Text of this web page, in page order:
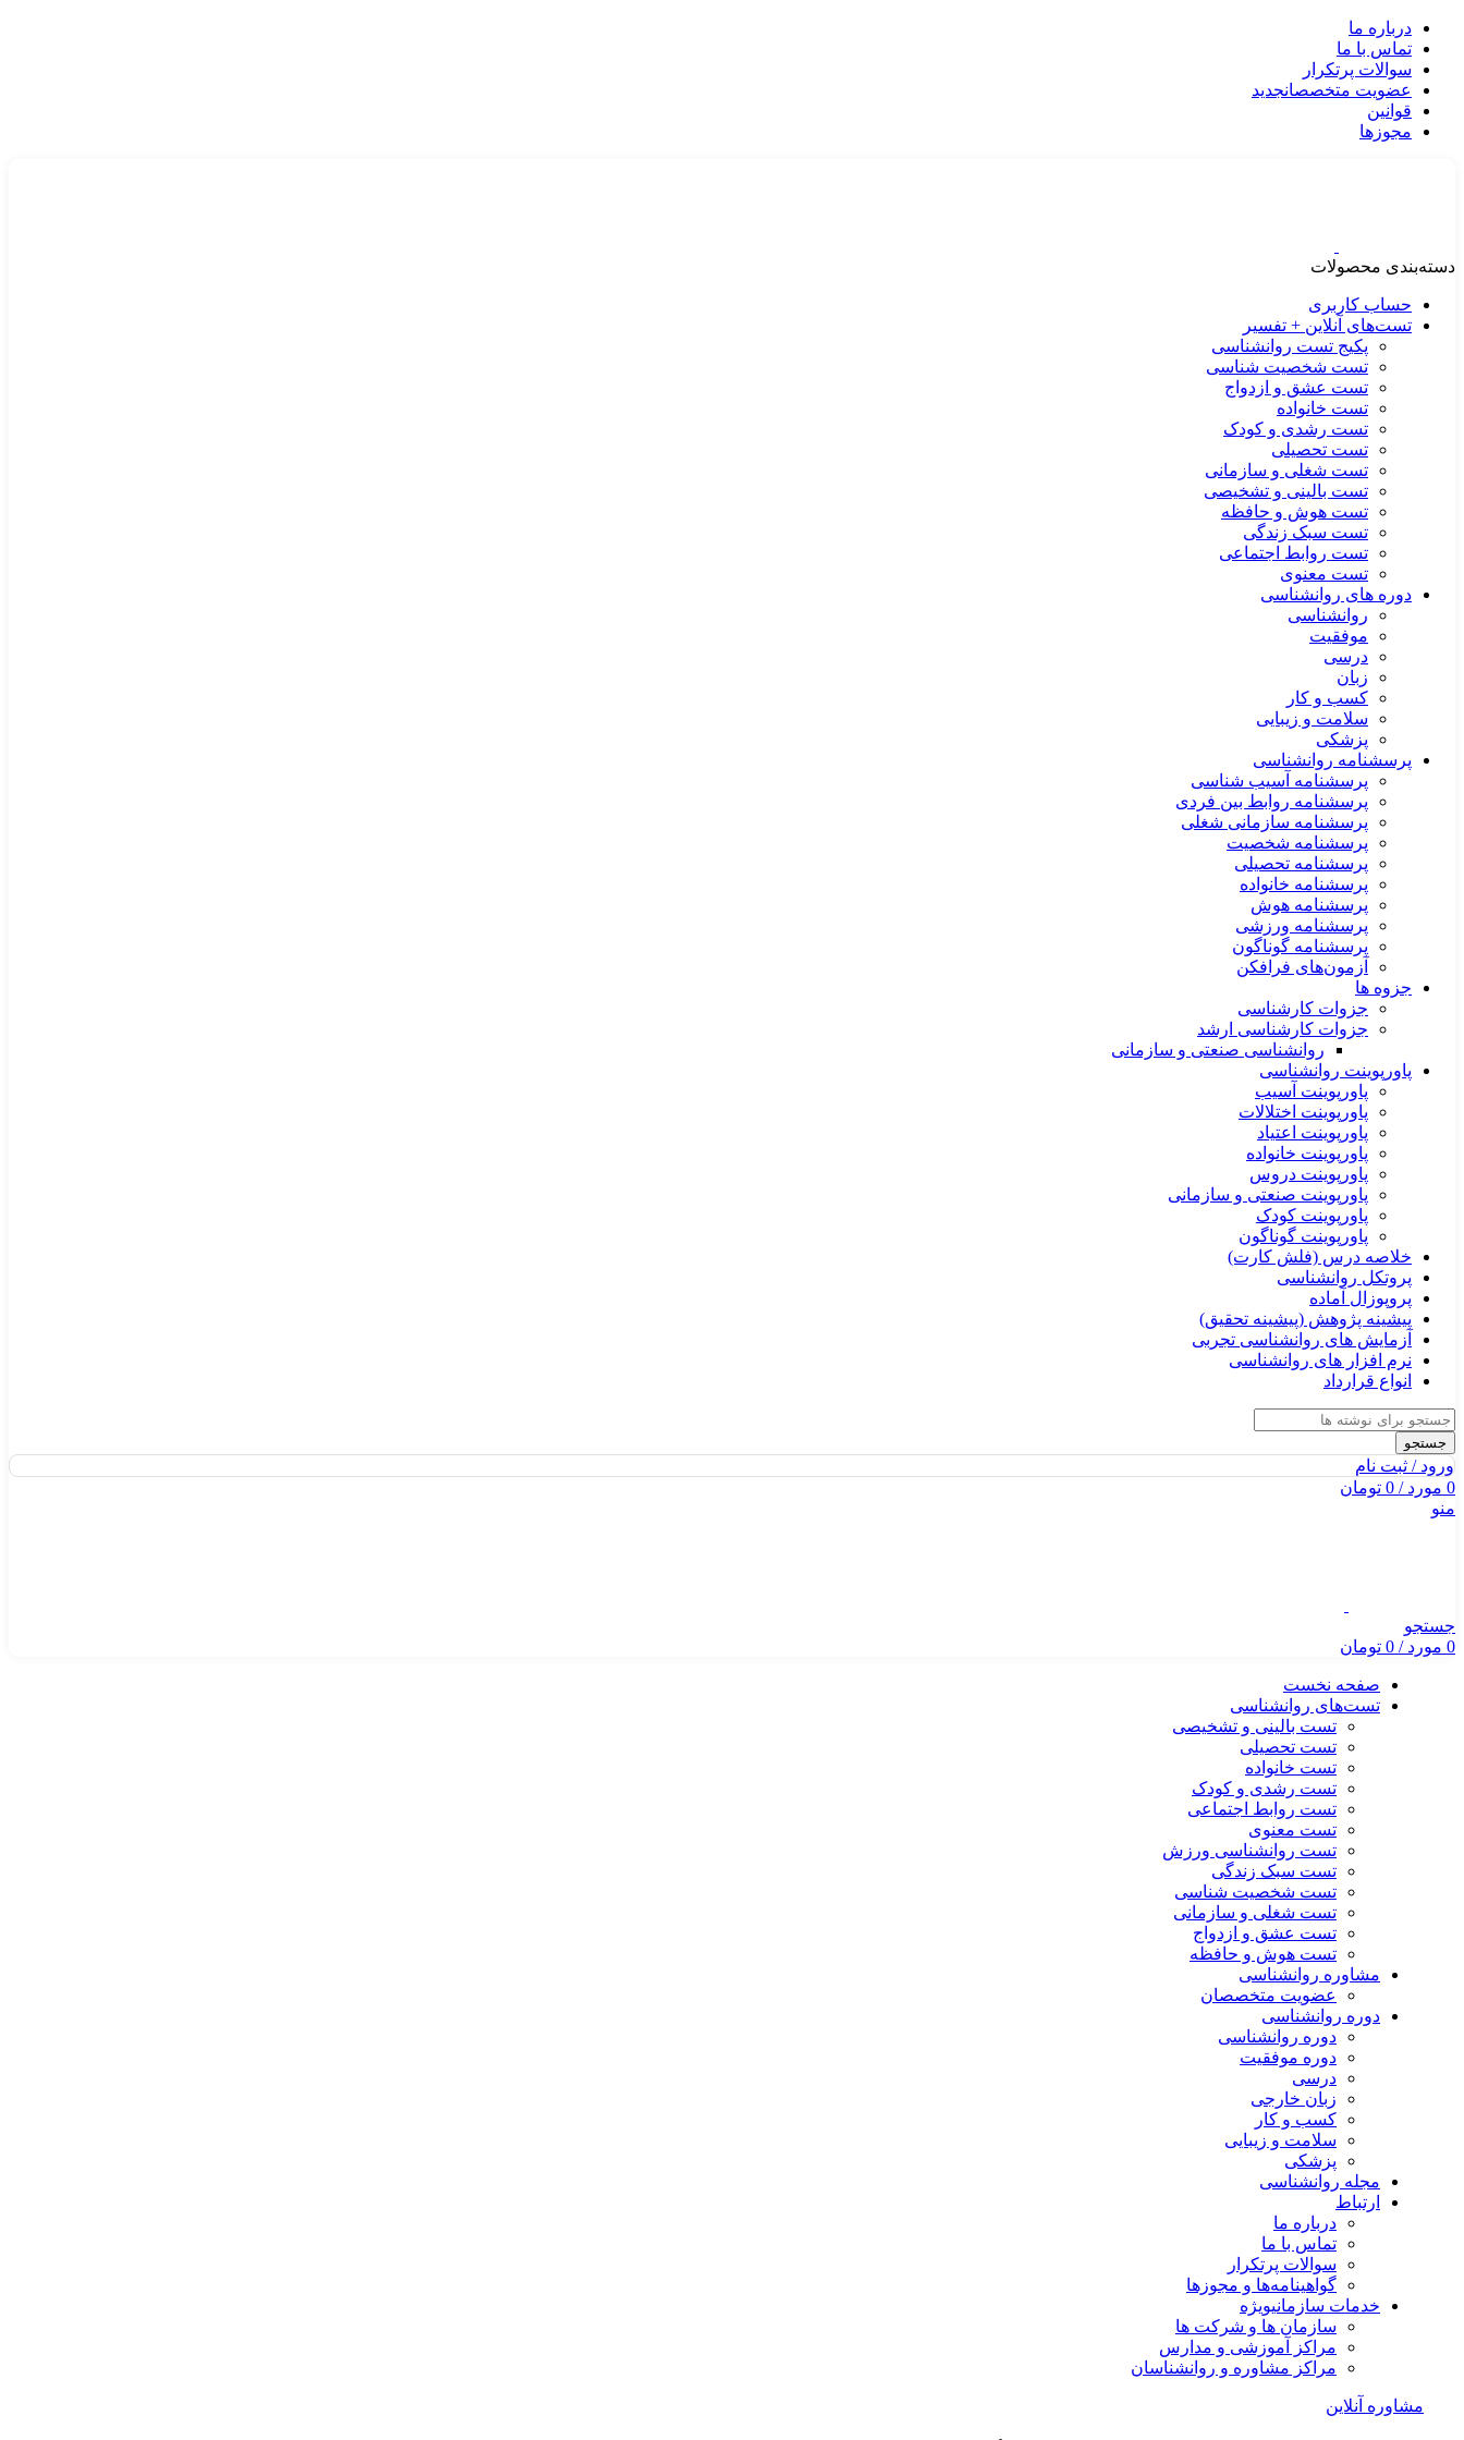
درباره ما
تماس با ما
سوالات پرتکرار
عضویت متخصصانجدید
قوانین
مجوزها
دسته‌بندی محصولات
حساب کاربری
تست‌های آنلاین + تفسیر
پکیج تست روانشناسی
تست شخصیت شناسی
تست عشق و ازدواج
تست خانواده
تست رشدی و کودک
تست تحصیلی
تست شغلی و سازمانی
تست بالینی و تشخیصی
تست هوش و حافظه
تست سبک زندگی
تست روابط اجتماعی
تست معنوی
دوره های روانشناسی
روانشناسی
موفقیت
درسی
زبان
کسب و کار
سلامت و زیبایی
پزشکی
پرسشنامه روانشناسی
پرسشنامه آسیب شناسی
پرسشنامه روابط بین فردی
پرسشنامه سازمانی شغلی
پرسشنامه شخصیت
پرسشنامه تحصیلی
پرسشنامه خانواده
پرسشنامه هوش
پرسشنامه ورزشی
پرسشنامه گوناگون
آزمون‌های فرافکن
جزوه ها
جزوات کارشناسی
جزوات کارشناسی ارشد
روانشناسی صنعتی و سازمانی
پاورپوینت روانشناسی
پاورپوینت آسیب
پاورپوینت اختلالات
پاورپوینت اعتیاد
پاورپوینت خانواده
پاورپوینت دروس
پاورپوینت صنعتی و سازمانی
پاورپوینت کودک
پاورپوینت گوناگون
خلاصه درس (فلش کارت)
پروتکل روانشناسی
پروپوزال آماده
پیشینه پژوهش (پیشینه تحقیق)
آزمایش های روانشناسی تجربی
نرم افزار های روانشناسی
انواع قرارداد
جستجو
ورود / ثبت نام
0 مورد/
0 تومان
منو
جستجو
0 مورد/
0 تومان
صفحه نخست
تست‌های روانشناسی
تست بالینی و تشخیصی
تست تحصیلی
تست خانواده
تست رشدی و کودک
تست روابط اجتماعی
تست معنوی
تست روانشناسی ورزش
تست سبک زندگی
تست شخصیت شناسی
تست شغلی و سازمانی
تست عشق و ازدواج
تست هوش و حافظه
مشاوره روانشناسی
عضویت متخصصان
دوره روانشناسی
دوره روانشناسی
دوره موفقیت
درسی
زبان خارجی
کسب و کار
سلامت و زیبایی
پزشکی
مجله روانشناسی
ارتباط
درباره ما
تماس با ما
سوالات پرتکرار
گواهینامه‌ها و مجوزها
خدمات سازمانیویژه
سازمان ها و شرکت ها
مراکز آموزشی و مدارس
مراکز مشاوره و روانشناسان
مشاوره آنلاین